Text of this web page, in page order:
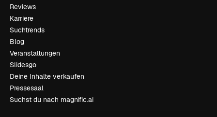
Reviews
Karriere
Suchtrends
Blog
Veranstaltungen
Slidesgo
Deine Inhalte verkaufen
Pressesaal
Suchst du nach magnific.ai